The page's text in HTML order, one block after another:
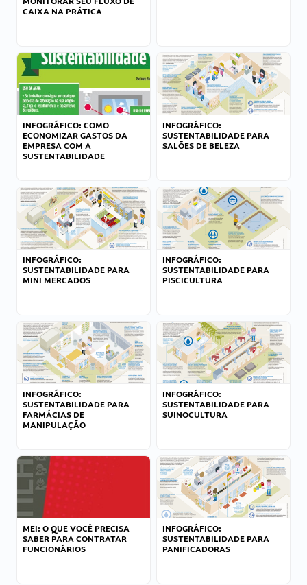
CAIXA NA PRÁTICA
INFOGRÁFICO: COMO
ECONOMIZAR GASTOS DA
EMPRESA COM A
SUSTENTABILIDADE
INFOGRÁFICO:
SUSTENTABILIDADE PARA
SALÕES DE BELEZA
INFOGRÁFICO:
SUSTENTABILIDADE PARA
MINI MERCADOS
INFOGRÁFICO:
SUSTENTABILIDADE PARA
PISCICULTURA
INFOGRÁFICO:
SUSTENTABILIDADE PARA
FARMÁCIAS DE
MANIPULAÇÃO
INFOGRÁFICO:
SUSTENTABILIDADE PARA
SUINOCULTURA
MEI: O QUE VOCÊ PRECISA
SABER PARA CONTRATAR
FUNCIONÁRIOS
INFOGRÁFICO:
SUSTENTABILIDADE PARA
PANIFICADORAS